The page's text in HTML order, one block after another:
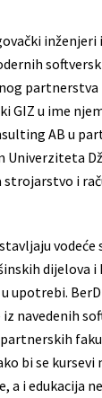
partnerstva
GIZ u ime
AB u
strojarstvo i
dijelova i
upotrebi.
navedenih
bi se
a i edukacija